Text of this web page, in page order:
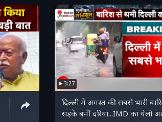
3:27
दिल्ली में अगस्त की सबसे भारी
सड़कें बनीं दरिया...IMD का येलो